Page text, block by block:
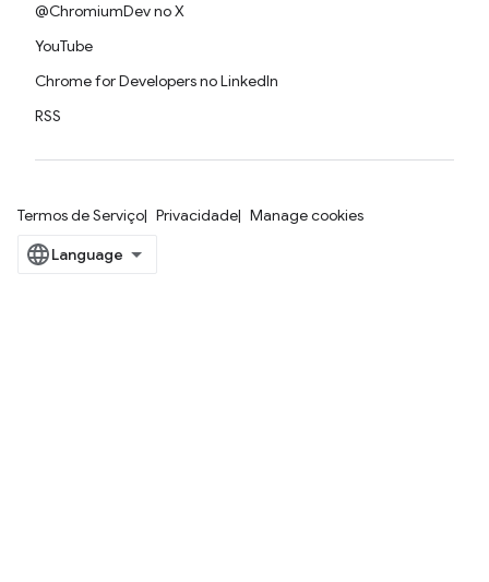
@ChromiumDev no X
YouTube
Chrome for Developers no LinkedIn
RSS
Termos de Serviço Privacidade Manage cookies